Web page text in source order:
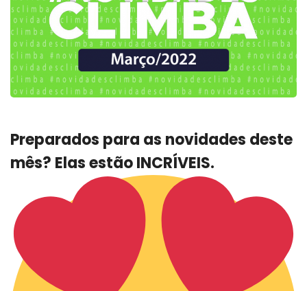
Preparados para as novidades deste
mês? Elas estãoINCRÍVEIS.